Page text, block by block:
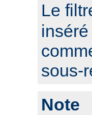
Le
sous-
Note